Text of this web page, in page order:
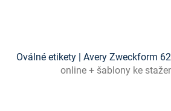
Oválné etikety | Avery Zweckform
online + šablony ke